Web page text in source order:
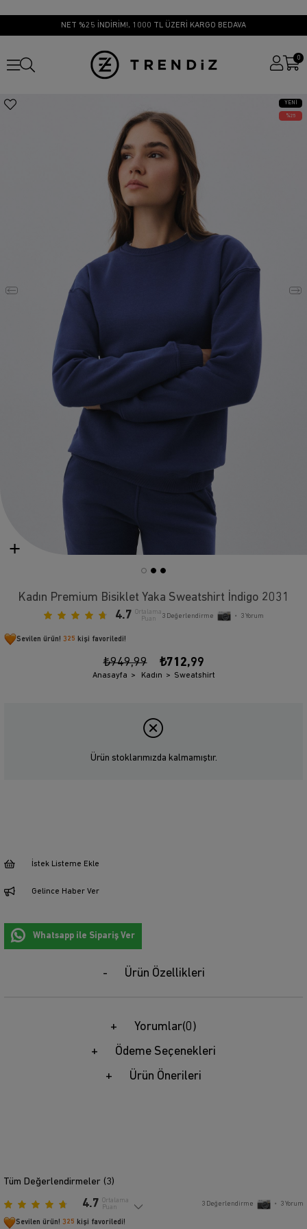
NET %25 İNDİRİM!, 1000 TL ÜZERİ KARGO BEDAVA
0
YENI
ÜRÜN
25
Kadın Premium Bisiklet Yaka Sweatshirt İndigo 2031
4.7 Ortalama
Puan
3 Değerlendirme • 3Yorum
Sevilen ürün! 325 kişi favoriledi!
₺949,99 ₺712,99
Anasayfa Kadın Sweatshirt
Ürün stoklarımızda kalmamıştır.
İstek Listeme Ekle
Gelince Haber Ver
Whatsapp ile Sipariş Ver
Ürün Özellikleri
Yorumlar(0)
Ödeme Seçenekleri
Ürün Önerileri
Tüm Değerlendirmeler (3)
4.7 Ortalama
Puan
3 Değerlendirme • 3 Yorum
Sevilen ürün! 325 kişi favoriledi!